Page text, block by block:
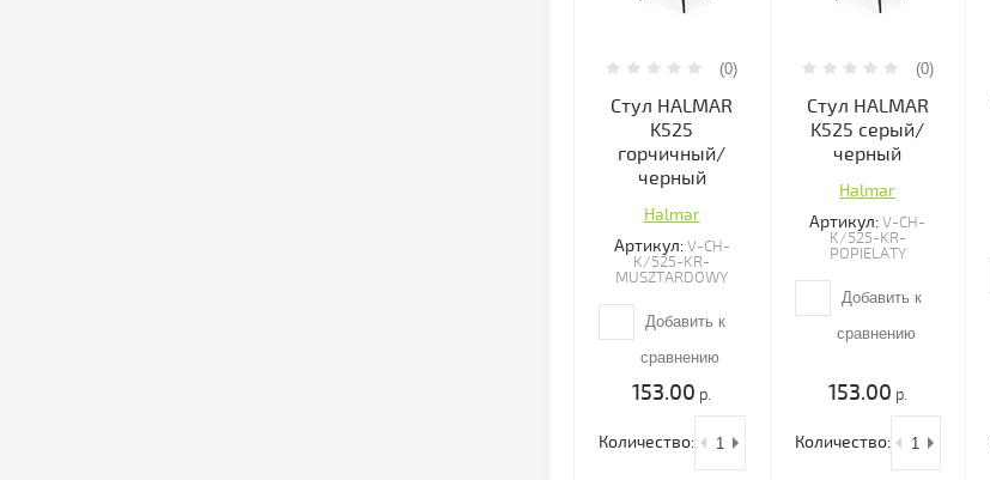
(0)
Стул HALMAR
K525
горчичный/
черный
Halmar
Артикул:V-CH-
K/525-KR-
MUSZTARDOWY
Добавить к
сравнению
153.00 р.
Количество:
(0)
Стул HALMAR
K525 серый/
черный
Halmar
Артикул:V-CH-
K/525-KR-
POPIELATY
Добавить к
сравнению
153.00 р.
Количество: